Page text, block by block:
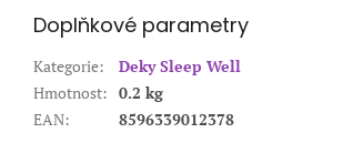
Doplňkové parametry
Kategorie:
Deky Sleep Well
Hmotnost: 0.2 kg
EAN: 8596339012378